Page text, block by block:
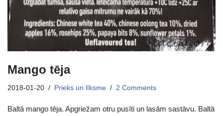
Mango tēja
2018-01-20 Prieks un līksme 2 Comments
Baltā mango tēja. Apgriežam otru pusīti un lasām sastāvu. Baltā